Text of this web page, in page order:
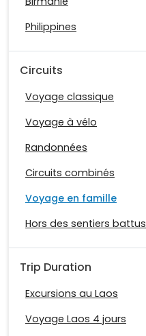
Philippines
Circuits
Voyage classique
Voyage à vélo
Randonnées
Circuits combinés
Voyage en famille
Hors des sentiers battus
Trip Duration
Excursions au Laos
Voyage Laos 4 jours